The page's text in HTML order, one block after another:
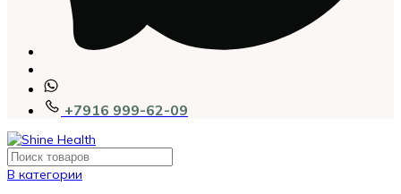
+7916 999-62-09
В категории